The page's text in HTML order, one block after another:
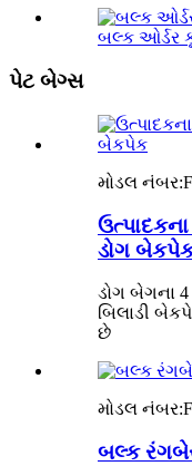
બલ્ક ઓર્ડર
પેટ બેગ્સ
મોડલ નંબર:
ડોગ
ડોગ બેગના
બિલાડી
છે
મોડલ નંબર:
બલ્ક